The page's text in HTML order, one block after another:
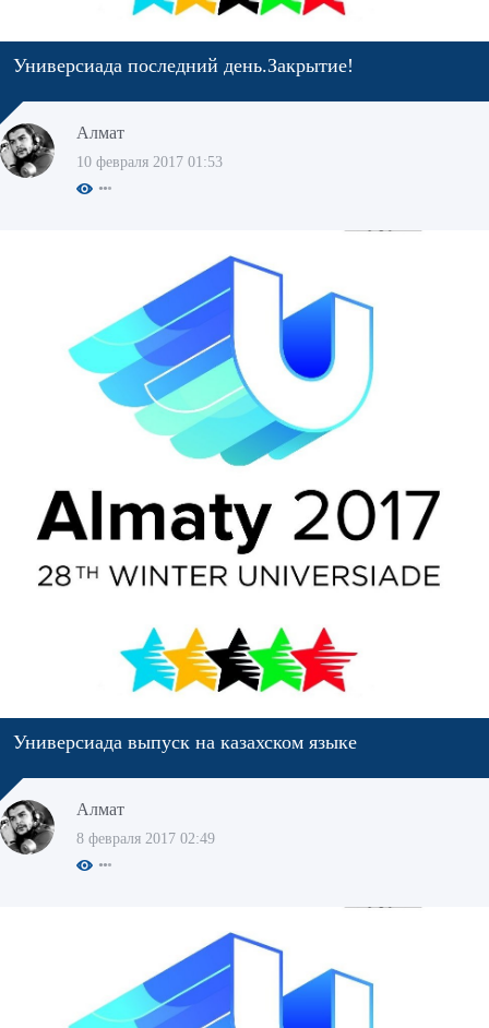
Универсиада последний день.Закрытие!
Алмат
10 февраля 2017 01:53
Универсиада выпуск на казахском языке
Алмат
8 февраля 2017 02:49